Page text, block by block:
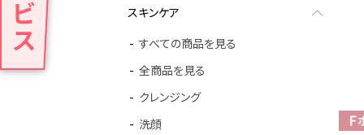
スキンケア
すべての商品を見る
全商品を見る
クレンジング
洗顔